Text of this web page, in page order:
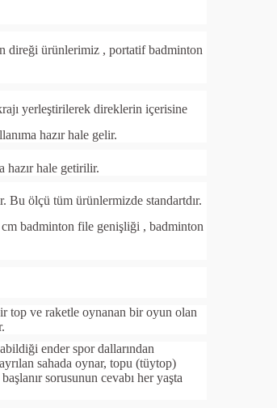
direği ürünlerimiz , portatif badminton
yerleştirilerek direklerin içerisine
hazır hale gelir.
hazır hale getirilir.
ölçü tüm ürünlermizde standartdır.
badminton file genişliği , badminton
top ve raketle oynanan bir oyun olan
ender spor dallarından
sahada oynar, topu (tüytop)
sorusunun cevabı her yaşta